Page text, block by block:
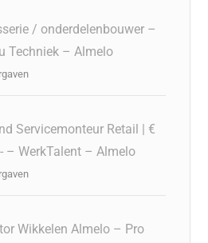
/ onderdelenbouwer –
Techniek – Almelo
Servicemonteur Retail | €
– WerkTalent – Almelo
Wikkelen Almelo – Pro